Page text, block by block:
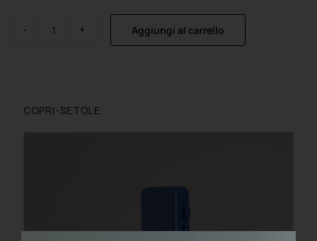
Brush
Aggiungi al carrello
COPRI-SETOLE